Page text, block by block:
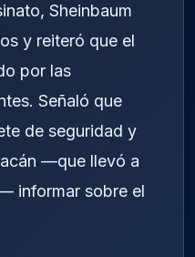
Sheinbaum
y reiteró que el
por las
Señaló que
de seguridad y
—que llevó a
informar sobre el